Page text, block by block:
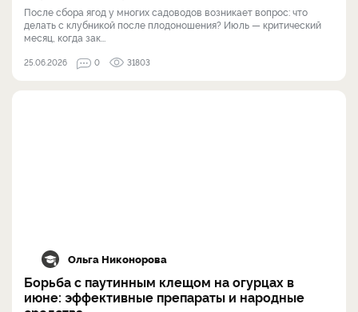
После сбора ягод у многих садоводов возникает вопрос: что
делать с клубникой после плодоношения? Июль — критический
месяц, когда зак...
25.06.2026 0 31803
Ольга Никонорова
Борьба с паутинным клещом на огурцах в
июне: эффективные препараты и народные